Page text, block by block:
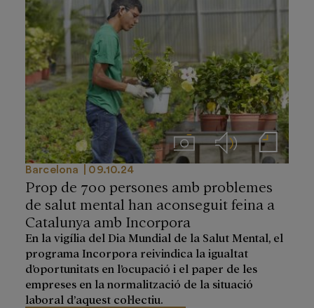
ImágenesAudios Notas de prensa
Barcelona 09.10.24
Prop de 700 persones amb problemes
de salut mental han aconseguit feina a
Catalunya amb Incorpora
En la vigília del Dia Mundial de la Salut Mental, el
programa Incorpora reivindica la igualtat
d’oportunitats en l’ocupació i el paper de les
empreses en la normalització de la situació
laboral d’aquest col·lectiu.